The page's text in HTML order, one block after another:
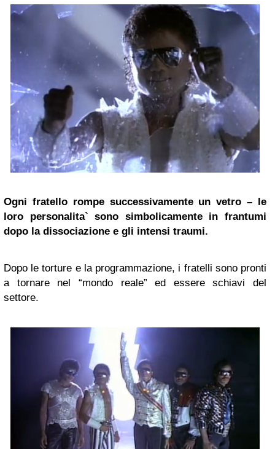
Ogni fratello rompe successivamente un vetro – le
loro personalita` sono simbolicamente in frantumi
dopo la dissociazione e gli intensi traumi.
Dopo le torture e la programmazione, i fratelli sono pronti
a tornare nel “mondo reale” ed essere schiavi del
settore.